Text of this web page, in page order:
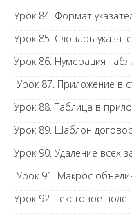
Урок 84. Формат
Урок 85. Словарь
Урок 86. Нумерация
Урок 87. Приложение в
Урок 88. Таблица в
Урок 89. Шаблон
Урок 90. Удаление всех
Урок 91. Макрос
Урок 92. Текстовое поле